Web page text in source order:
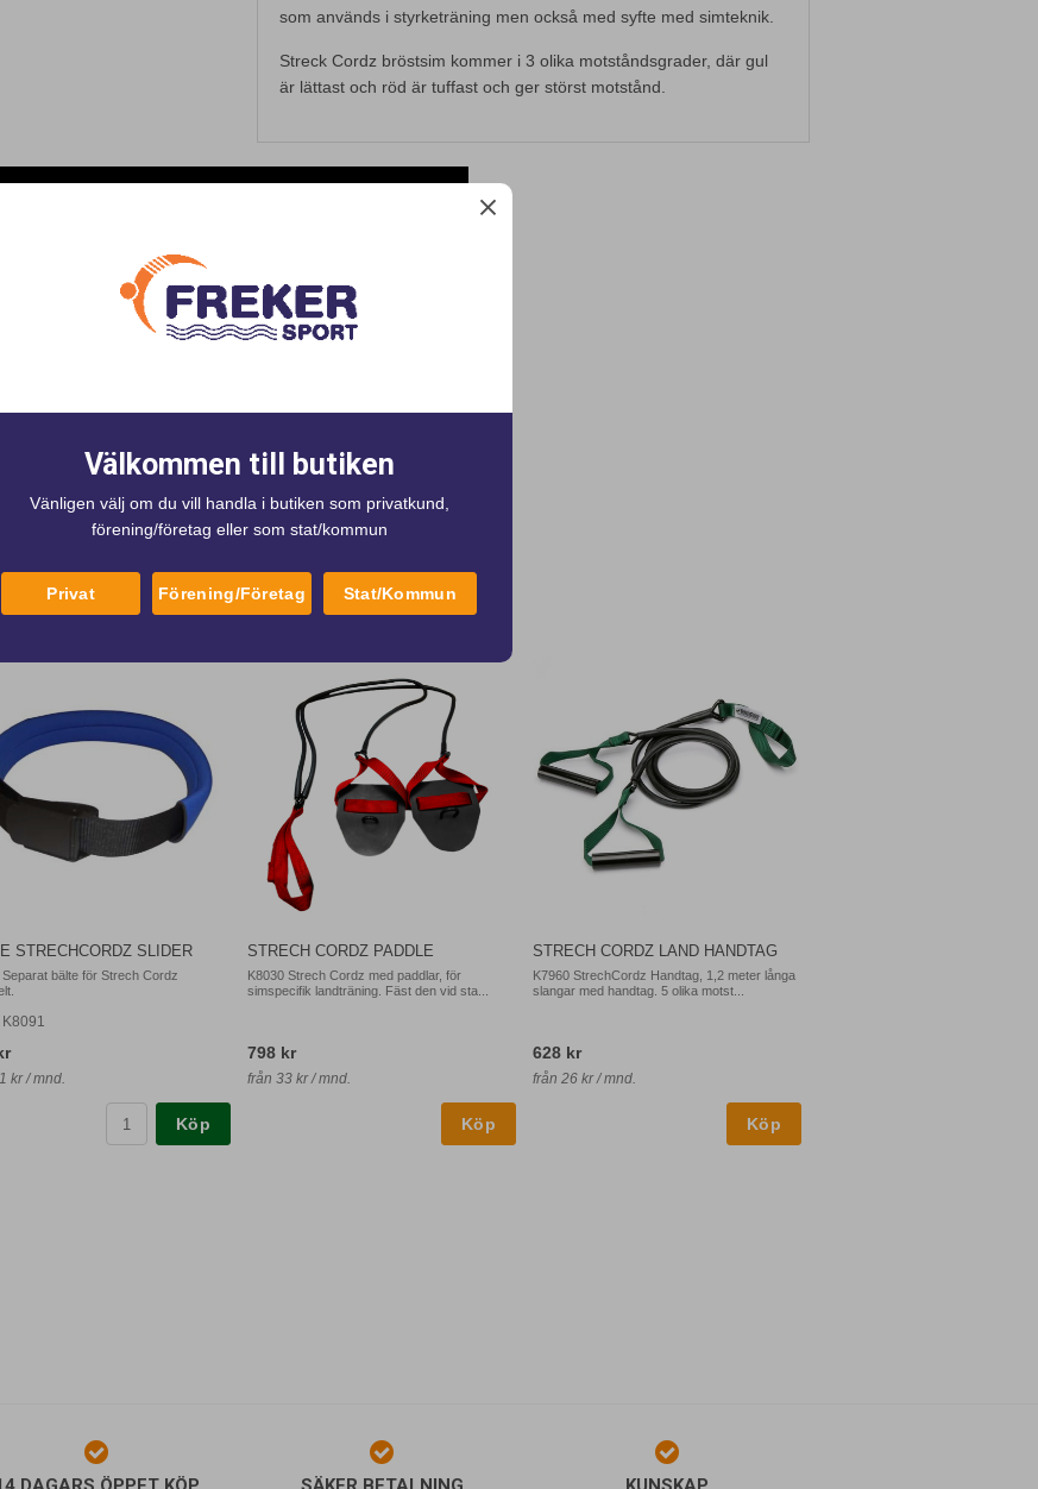
som används i styrketräning men också med syfte med simteknik.
Streck Cordz bröstsim kommer i 3 olika motståndsgrader, där gul
är lättast och röd är tuffast och ger störst motstånd.
STRECHCORDZ SLIDER
Separat bälte för Strech Cordz
K8091
kr / mnd.
Köp
STRECH CORDZ PADDLE
K8030 Strech Cordz med paddlar, för
simspecifik landträning. Fäst den vid sta...
798 kr
från 33 kr / mnd.
STRECH CORDZ LAND HANDTAG
K7960 StrechCordz Handtag, 1,2 meter långa
slangar med handtag. 5 olika motst...
628 kr
från 26 kr / mnd.
Välkommen till butiken
Vänligen välj om du vill handla i butiken som privatkund,
förening/företag eller som stat/kommun
Privat Förening/Företag Stat/Kommun